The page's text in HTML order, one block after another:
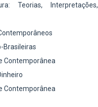
Teorias, Interpretações,
Brasileiras
Contemporânea
Contemporânea